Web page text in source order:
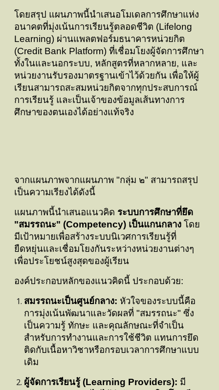
โดยสรุป แผนภาพนี้นำเสนอโมเดลการศึกษาแห่ง
อนาคตที่มุ่งเน้นการเรียนรู้ตลอดชีวิต (Lifelong
Learning) ผ่านแพลตฟอร์มธนาคารหน่วยกิต
(Credit Bank Platform) ที่เชื่อมโยงผู้จัดการศึกษา
ทั้งในและนอกระบบ, หลักสูตรที่หลากหลาย, และ
หน่วยงานรับรองมาตรฐานเข้าไว้ด้วยกัน เพื่อให้ผู้
เรียนสามารถสะสมหน่วยกิตจากทุกประสบการณ์
การเรียนรู้ และเป็นเจ้าของข้อมูลเส้นทางการ
ศึกษาของตนเองได้อย่างแท้จริง
จากแผนภาพจากแผนภาพ "กลุ่ม๒" สามารถสรุป
เป็นความเรียงได้ดังนี้
แผนภาพนี้นำเสนอแนวคิด ระบบการศึกษาที่ยึด
"สมรรถนะ" (Competency) เป็นแกนกลาง โดย
มีเป้าหมายเพื่อสร้างระบบนิเวศการเรียนรู้ที่
ยืดหยุ่นและเชื่อมโยงกันระหว่างหน่วยงานต่างๆ
เพื่อประโยชน์สูงสุดของผู้เรียน
องค์ประกอบหลักของแนวคิดนี้ ประกอบด้วย:
สมรรถนะเป็นศูนย์กลาง: หัวใจของระบบนี้คือ
การมุ่งเน้นพัฒนาและวัดผลที่ "สมรรถนะ" ซึ่ง
เป็นความรู้ ทักษะ และคุณลักษณะที่จำเป็น
สำหรับการทำงานและการใช้ชีวิต แทนการยึด
ติดกับเนื้อหาวิชาหรือกรอบเวลาการศึกษาแบบ
เดิม
ผู้จัดการเรียนรู้ (Learning Providers): มี